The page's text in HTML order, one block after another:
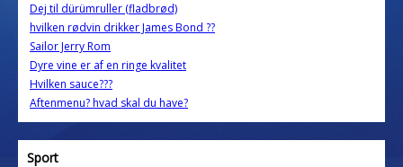
Dej til dürümruller (fladbrød)
hvilken rødvin drikker James Bond ??
Sailor Jerry Rom
Dyre vine er af en ringe kvalitet
Hvilken sauce???
Aftenmenu? hvad skal du have?
Sport